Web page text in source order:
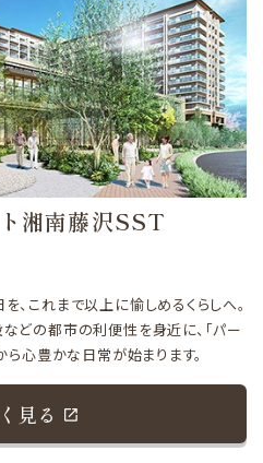
湘南藤沢SST
、これまで以上に愉しめるくらしへ。
どの都市の利便性を身近に、「パー
ら心豊かな日常が始まります。
見る